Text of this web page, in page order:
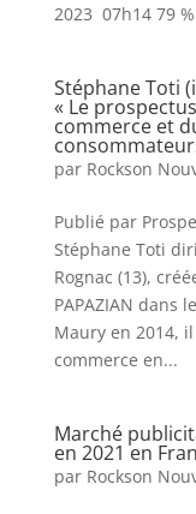
2023 07h14 79
Stéphane Toti
« Le
commerce et
par Rockson
Publié par
Stéphane Toti
Rognac (13),
PAPAZIAN dans
Maury en 2014,
commerce en...
Marché
en 2021 en
par Rockson